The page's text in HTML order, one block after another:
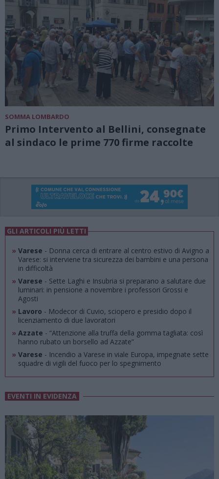
SOMMA LOMBARDO
Primo Intervento al Bellini, consegnate
al sindaco le prime 770 firme raccolte
GLI ARTICOLI PIÙ LETTI
» Varese - Donna cerca di entrare al centro estivo di Avigno a
Varese: si interviene tra sicurezza dei bambini e una persona
in difficoltà
» Varese - Sette Laghi e Insubria si preparano a salutare due
luminari: in pensione a novembre i professori Grossi e
Agosti
» Lavoro - Modecor di Cuvio, sciopero e presidio dopo il
licenziamento di due lavoratori
» Azzate - “Attenzione alla truffa della gomma tagliata: così
hanno rubato un borsello ad Azzate”
» Varese - Incendio a Varese in viale Europa, impegnate sette
squadre di vigili del fuoco per lo spegnimento
EVENTI IN EVIDENZA